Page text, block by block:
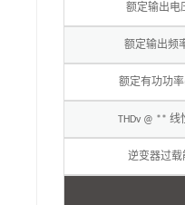
额定输出电
额定输出频
额定有功功率
THDv @ ** 线
逆变器过载